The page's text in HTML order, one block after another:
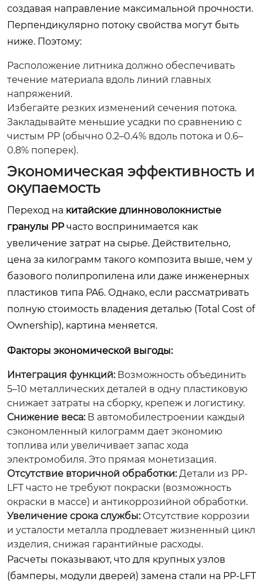
создавая направление максимальной прочности.
Перпендикулярно потоку свойства могут быть
ниже. Поэтому:
Расположение литника должно обеспечивать
течение материала вдоль линий главных
напряжений.
Избегайте резких изменений сечения потока.
Закладывайте меньшие усадки по сравнению с
чистым PP (обычно 0.2–0.4% вдоль потока и 0.6–
0.8% поперек).
Экономическая эффективность и
окупаемость
Переход на китайские длинноволокнистые
гранулы PPчасто воспринимается как
увеличение затрат на сырье. Действительно,
цена за килограмм такого композита выше, чем у
базового полипропилена или даже инженерных
пластиков типа PA6. Однако, если рассматривать
полную стоимость владения деталью (Total Cost of
Ownership), картина меняется.
Факторы экономической выгоды:
Интеграция функций:Возможность объединить
5–10 металлических деталей в одну пластиковую
снижает затраты на сборку, крепеж и логистику.
Снижение веса:В автомобилестроении каждый
сэкономленный килограмм дает экономию
топлива или увеличивает запас хода
электромобиля. Это прямая монетизация.
Отсутствие вторичной обработки:Детали из PP-
LFT часто не требуют покраски (возможность
окраски в массе) и антикоррозийной обработки.
Увеличение срока службы:Отсутствие коррозии
и усталости металла продлевает жизненный цикл
изделия, снижая гарантийные расходы.
Расчеты показывают, что для крупных узлов
(бамперы, модули дверей) замена стали на PP-LFT